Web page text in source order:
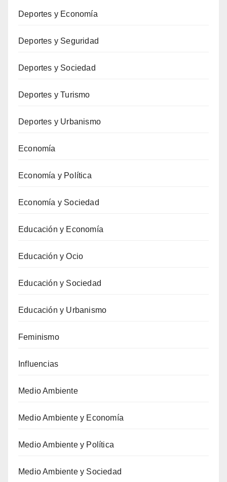
Deportes y Economía
Deportes y Seguridad
Deportes y Sociedad
Deportes y Turismo
Deportes y Urbanismo
Economía
Economía y Política
Economía y Sociedad
Educación y Economía
Educación y Ocio
Educación y Sociedad
Educación y Urbanismo
Feminismo
Influencias
Medio Ambiente
Medio Ambiente y Economía
Medio Ambiente y Política
Medio Ambiente y Sociedad